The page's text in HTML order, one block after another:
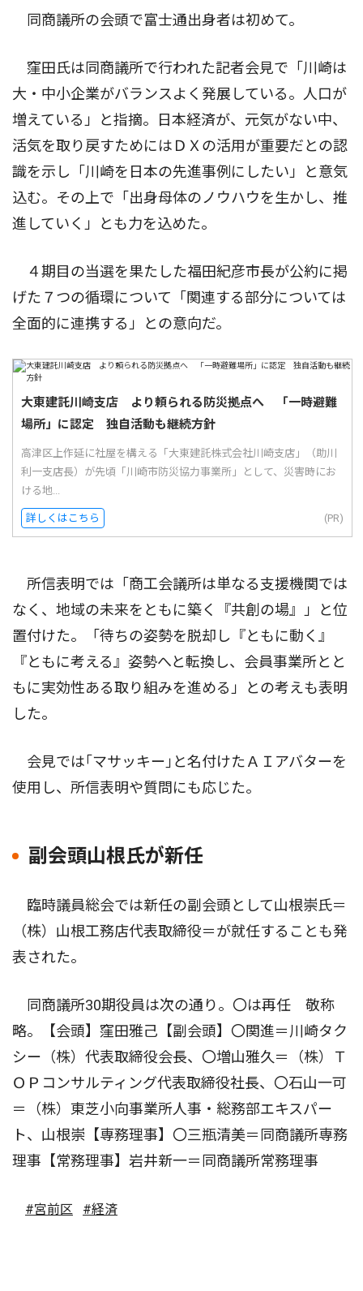
同商議所の会頭で富士通出身者は初めて。
窪田氏は同商議所で行われた記者会見で「川崎は
大・中小企業がバランスよく発展している。人口が
増えている」と指摘。日本経済が、元気がない中、
活気を取り戻すためにはＤＸの活用が重要だとの認
識を示し「川崎を日本の先進事例にしたい」と意気
込む。その上で「出身母体のノウハウを生かし、推
進していく」とも力を込めた。
４期目の当選を果たした福田紀彦市長が公約に掲
げた７つの循環について「関連する部分については
全面的に連携する」との意向だ。
大東建託川崎支店 より頼られる防災拠点へ 「一時避難
場所」に認定 独自活動も継続方針
高津区上作延に社屋を構える「大東建託株式会社川崎支店」（助川
利一支店長）が先頃「川崎市防災協力事業所」として、災害時にお
ける地...
詳しくはこちら (PR)
所信表明では「商工会議所は単なる支援機関では
なく、地域の未来をともに築く『共創の場』」と位
置付けた。「待ちの姿勢を脱却し『ともに動く』
『ともに考える』姿勢へと転換し、会員事業所とと
もに実効性ある取り組みを進める」との考えも表明
した。
会見では｢マサッキー｣と名付けたＡＩアバターを
使用し、所信表明や質問にも応じた。
副会頭山根氏が新任
臨時議員総会では新任の副会頭として山根崇氏＝
（株）山根工務店代表取締役＝が就任することも発
表された。
同商議所30期役員は次の通り。〇は再任 敬称
略。【会頭】窪田雅己【副会頭】〇関進＝川崎タク
シー（株）代表取締役会長、〇増山雅久＝（株）Ｔ
ＯＰコンサルティング代表取締役社長、〇石山一可
＝（株）東芝小向事業所人事・総務部エキスパー
ト、山根崇【専務理事】〇三瓶清美＝同商議所専務
理事【常務理事】岩井新一＝同商議所常務理事
#宮前区 #経済